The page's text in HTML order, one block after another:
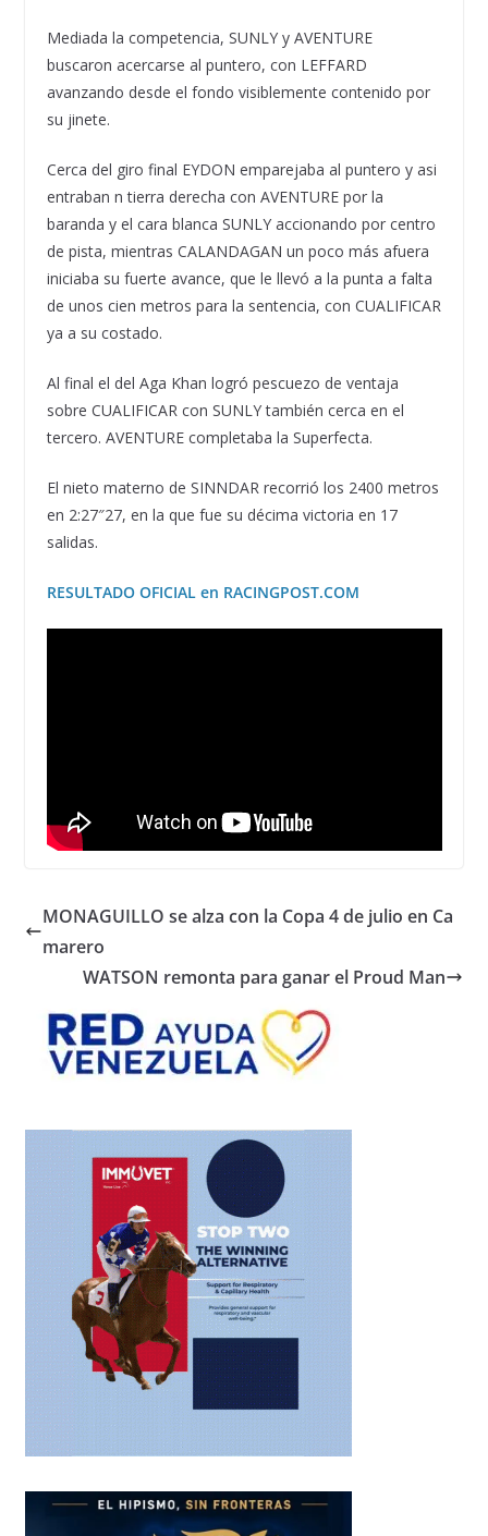
Mediada la competencia, SUNLY y AVENTURE
buscaron acercarse al puntero, con LEFFARD
avanzando desde el fondo visiblemente contenido por
su jinete.
Cerca del giro final EYDON emparejaba al puntero y asi
entraban n tierra derecha con AVENTURE por la
baranda y el cara blanca SUNLY accionando por centro
de pista, mientras CALANDAGAN un poco más afuera
iniciaba su fuerte avance, que le llevó a la punta a falta
de unos cien metros para la sentencia, con CUALIFICAR
ya a su costado.
Al final el del Aga Khan logró pescuezo de ventaja
sobre CUALIFICAR con SUNLY también cerca en el
tercero. AVENTURE completaba la Superfecta.
El nieto materno de SINNDAR recorrió los 2400 metros
en 2:27″27, en la que fue su décima victoria en 17
salidas.
RESULTADO OFICIAL en RACINGPOST.COM
MONAGUILLO se alza con la Copa 4 de julio en Ca
marero
WATSON remonta para ganar el Proud Man